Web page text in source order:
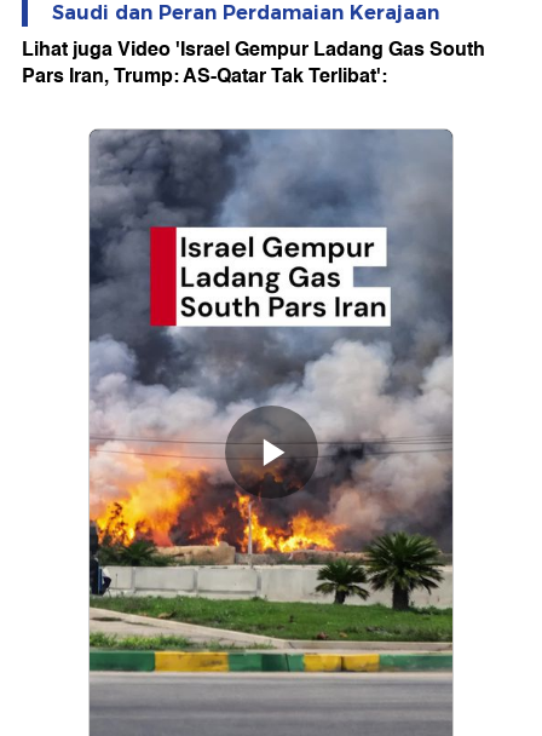
Saudi dan Peran Perdamaian Kerajaan
Lihat juga Video 'Israel Gempur Ladang Gas South
Pars Iran, Trump: AS-Qatar Tak Terlibat':